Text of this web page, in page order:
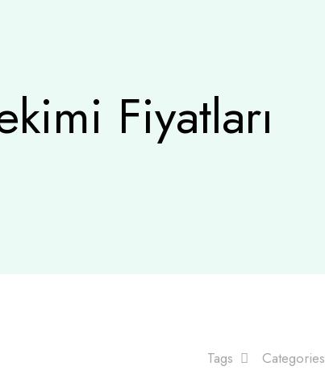
Fiyatları
Categories
Tags